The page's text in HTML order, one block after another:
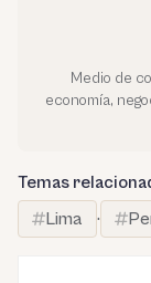
Medio de
economía,
Temas
Lima
·